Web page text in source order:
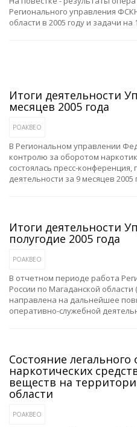
Регионального управления
области в 2005 году и задачи на
Итоги деятельности
месяцев 2005 года
РОАКВЕО
В Региональном управлении
контролю за оборотом
состоялась пресс-
деятельности за 9 месяцев 2005
Итоги деятельности
полугодие 2005 года
РОАКВЕО
В отчетном периоде работа
России по Магаданской
направлена на дальнейшее
оперативно-служебной
Состояние легального
наркотических
веществ на
области
РОАКВЕО